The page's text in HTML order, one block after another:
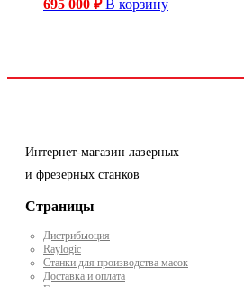
695 000 ₽ В корзину
Интернет-магазин лазерных
и фрезерных станков
Страницы
Дистрибьюция
Raylogic
Станки для производства масок
Доставка и оплата